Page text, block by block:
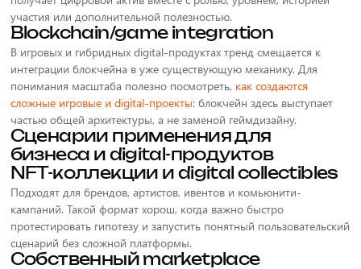
участия или дополнительной полезностью.
Blockchain/game integration
В игровых и гибридных digital-продуктах тренд смещается к
интеграции блокчейна в уже существующую механику. Для
понимания масштаба полезно посмотреть, как создаются
сложные игровые и digital-проекты: блокчейн здесь выступает
частью общей архитектуры, а не заменой геймдизайну.
Сценарии применения для
бизнеса и digital-продуктов
NFT-коллекции и digital collectibles
Подходят для брендов, артистов, ивентов и комьюнити-
кампаний. Такой формат хорош, когда важно быстро
протестировать гипотезу и запустить понятный пользовательский
сценарий без сложной платформы.
Собственный marketplace